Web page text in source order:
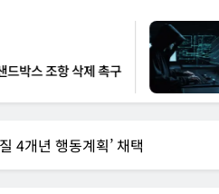
촉구
2026년
4개년 행동계획’ 채택